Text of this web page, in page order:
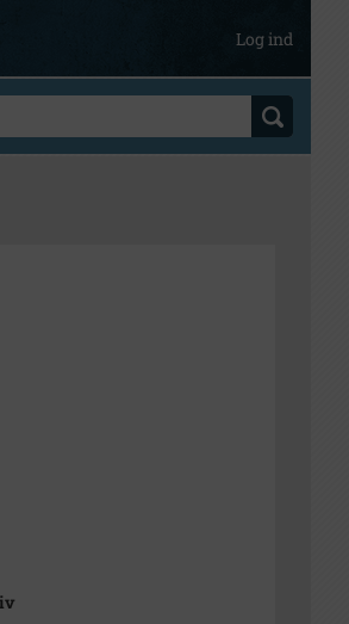
Log ind